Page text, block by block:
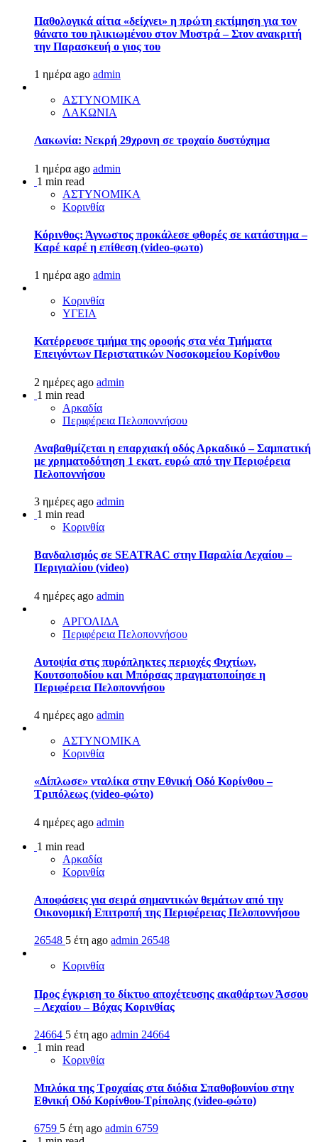
Παθολογικά αίτια «δείχνει» η πρώτη εκτίμηση για τον
θάνατο του ηλικιωμένου στον Μυστρά – Στον ανακριτή
την Παρασκευή ο γιος του
1 ημέρα ago admin
ΑΣΤΥΝΟΜΙΚΑ
ΛΑΚΩΝΙΑ
Λακωνία: Νεκρή 29χρονη σε τροχαίο δυστύχημα
1 ημέρα ago admin
1 min read
ΑΣΤΥΝΟΜΙΚΑ
Κορινθία
Κόρινθος: Άγνωστος προκάλεσε φθορές σε κατάστημα –
Καρέ καρέ η επίθεση (video-φωτο)
1 ημέρα ago admin
Κορινθία
ΥΓΕΙΑ
Kατέρρευσε τμήμα της οροφής στα νέα Τμήματα
Επειγόντων Περιστατικών Νοσοκομείου Κορίνθου
2 ημέρες ago admin
1 min read
Αρκαδία
Περιφέρεια Πελοποννήσου
Αναβαθμίζεται η επαρχιακή οδός Αρκαδικό – Σαμπατική
με χρηματοδότηση 1 εκατ. ευρώ από την Περιφέρεια
Πελοποννήσου
3 ημέρες ago admin
1 min read
Κορινθία
Βανδαλισμός σε SEATRAC στην Παραλία Λεχαίου –
Περιγιαλίου (video)
4 ημέρες ago admin
ΑΡΓΟΛΙΔΑ
Περιφέρεια Πελοποννήσου
Αυτοψία στις πυρόπληκτες περιοχές Φιχτίων,
Κουτσοποδίου και Μπόρσας πραγματοποίησε η
Περιφέρεια Πελοποννήσου
4 ημέρες ago admin
ΑΣΤΥΝΟΜΙΚΑ
Κορινθία
«Δίπλωσε» νταλίκα στην Εθνική Oδό Κορίνθου –
Τριπόλεως (video-φώτο)
4 ημέρες ago admin
1 min read
Αρκαδία
Κορινθία
Αποφάσεις για σειρά σημαντικών θεμάτων από την
Οικονομική Επιτροπή της Περιφέρειας Πελοποννήσου
26548 5 έτη ago admin 26548
Κορινθία
Προς έγκριση το δίκτυο αποχέτευσης ακαθάρτων Άσσου
– Λεχαίου – Βόχας Κορινθίας
24664 5 έτη ago admin 24664
1 min read
Κορινθία
Μπλόκα της Τροχαίας στα διόδια Σπαθοβουνίου στην
Εθνική Οδό Κορίνθου-Τρίπολης (video-φώτο)
6759 5 έτη ago admin 6759